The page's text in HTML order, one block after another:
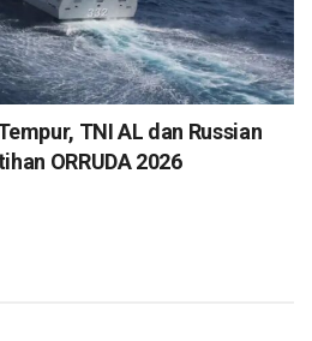
TNI AL dan Russian
ORRUDA 2026